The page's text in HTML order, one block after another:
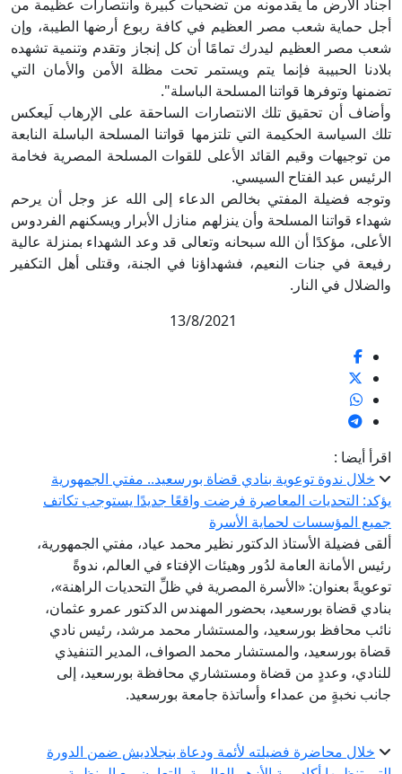
أجناد الأرض ما يقدمونه من تضحيات كبيرة وانتصارات عظيمة من
أجل حماية شعب مصر العظيم في كافة ربوع أرضها الطيبة، وإن
شعب مصر العظيم ليدرك تمامًا أن كل إنجاز وتقدم وتنمية تشهده
بلادنا الحبيبة فإنما يتم ويستمر تحت مظلة الأمن والأمان التي
تضمنها وتوفرها قواتنا المسلحة الباسلة".
وأضاف أن تحقيق تلك الانتصارات الساحقة على الإرهاب لَيعكس
تلك السياسة الحكيمة التي تلتزمها قواتنا المسلحة الباسلة النابعة
من توجيهات وقيم القائد الأعلى للقوات المسلحة المصرية فخامة
الرئيس عبد الفتاح السيسي.
وتوجه فضيلة المفتي بخالص الدعاء إلى الله عز وجل أن يرحم
شهداء قواتنا المسلحة وأن ينزلهم منازل الأبرار ويسكنهم الفردوس
الأعلى، مؤكدًا أن الله سبحانه وتعالى قد وعد الشهداء بمنزلة عالية
رفيعة في جنات النعيم، فشهداؤنا في الجنة، وقتلى أهل التكفير
والضلال في النار.
13/8/2021
اقرأ أيضا :
خلال ندوة توعوية بنادي قضاة بورسعيد.. مفتي الجمهورية
يؤكد: التحديات المعاصرة فرضت واقعًا جديدًا يستوجب تكاتف
جميع المؤسسات لحماية الأسرة
ألقى فضيلة الأستاذ الدكتور نظير محمد عياد، مفتي الجمهورية،
رئيس الأمانة العامة لدُور وهيئات الإفتاء في العالم، ندوةً
توعويةً بعنوان: «الأسرة المصرية في ظلِّ التحديات الراهنة»،
بنادي قضاة بورسعيد، بحضور المهندس الدكتور عمرو عثمان،
نائب محافظ بورسعيد، والمستشار محمد مرشد، رئيس نادي
قضاة بورسعيد، والمستشار محمد الصواف، المدير التنفيذي
للنادي، وعددٍ من قضاة ومستشاري محافظة بورسعيد، إلى
جانب نخبةٍ من عمداء وأساتذة جامعة بورسعيد.
خلال محاضرة فضيلته لأئمة ودعاة بنجلاديش ضمن الدورة